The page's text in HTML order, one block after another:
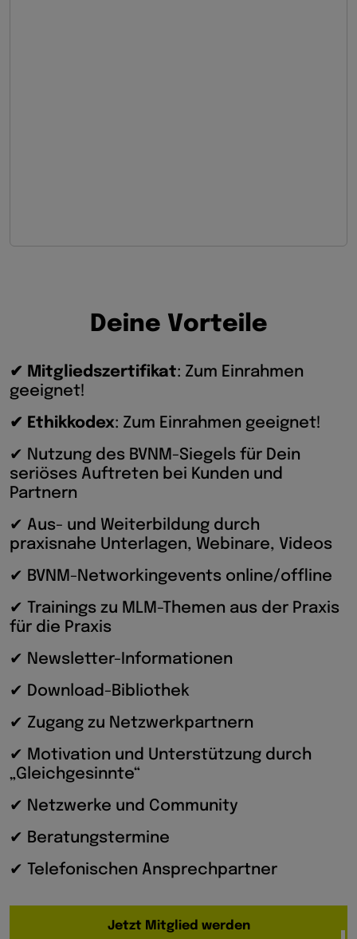
Deine Vortei e
✔ Mitgliedszertifikat: Zum Einrahmen
geeignet!
✔ Ethikkodex: Zum Einrahmen geeignet!
✔ Nutzung des BVNM-Siegels für Dein
seriöses Auftreten bei Kunden und
Partnern
✔ Aus- und Weiterbildung durch
praxisnahe Unterlagen, Webinare, Videos
✔ BVNM-Networkingevents online/offline
✔ Trainings zu MLM-Themen aus der Praxis
für die Praxis
✔ Newsletter-Informationen
✔ Download-Bibliothek
✔ Zugang zu Netzwerkpartnern
✔ Motivation und Unterstützung durch
„Gleichgesinnte“
✔ Netzwerke und Community
✔ Beratungstermine
✔ Telefonischen Ansprechpartner
Jetzt Mitglied werden